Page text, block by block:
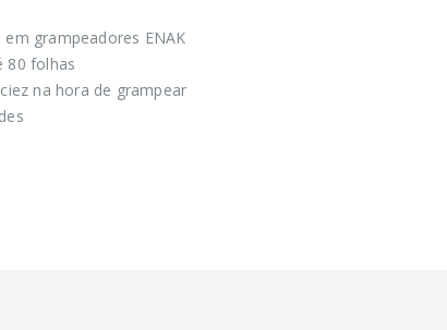
grampeadores ENAK
80 folhas
na hora de grampear